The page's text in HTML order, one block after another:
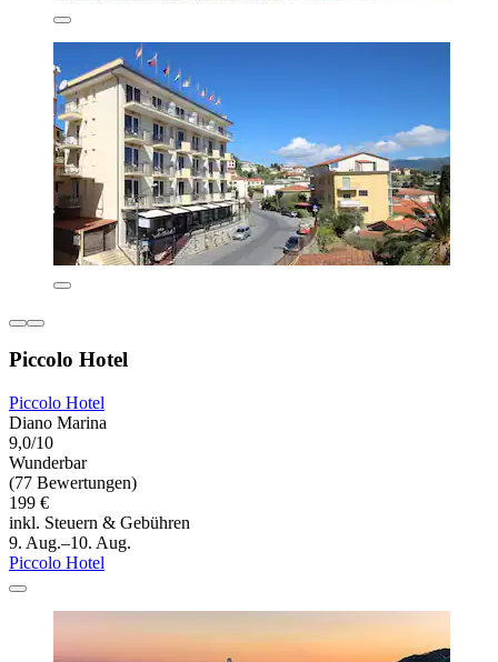
Piccolo Hotel
Piccolo Hotel
Diano Marina
9,0/10
Wunderbar
(77 Bewertungen)
199 €
inkl. Steuern & Gebühren
9. Aug.–10. Aug.
Piccolo Hotel